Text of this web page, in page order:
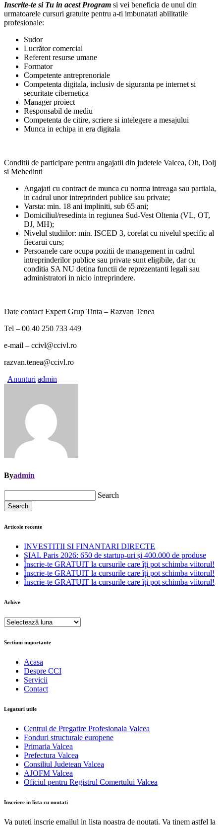
Inscrite-te si Tu in acest Program si vei beneficia de unul din
urmatoarele cursuri gratuite pentru a-ti imbunatati abilitatile
profesionale:
Sudor
Lucrător comercial
Referent resurse umane
Formator
Competente antreprenoriale
Competenta digitala, inclusiv de siguranta pe internet si
securitate cibernetica
Manager proiect
Responsabil de mediu
Competenta de citire, scriere si intelegere a mesajului
Munca in echipa in era digitala
Conditii de participare pentru angajatii din judetele Valcea, Olt, Dolj
si Mehedinti
Angajati cu contract de munca cu norma intreaga sau partiala,
in cadrul unor intreprinderi publice sau private;
Varsta: min. 18 ani impliniti, sub 65 ani;
Domiciliul/resedinta in regiunea Sud-Vest Oltenia (VL, OT,
DJ, MH);
Nivelul studiilor: min. ISCED 3, corelat cu nivelul specific al
fiecarui curs;
Persoanele care ocupa pozitii de management in cadrul
intreprinderilor publice sau private sunt eligibile, dar cu
conditia SA NU detina functii de reprezentanti legali sau
administratori in nicio intreprindere.
Date contact Expert Grup Tinta – Razvan Tenea
Tel – 00 40 250 733 449
e-mail – ccivl@ccivl.ro
razvan.tenea@ccivl.ro
Anunturi admin
Byadmin
Search
Search
Articole recente
INVESTITII SI FINANTARI DIRECTE
SIAL Paris 2026: 650 de startup-uri și 400.000 de produse
Înscrie-te GRATUIT la cursurile care îți pot schimba viitorul!
Înscrie-te GRATUIT la cursurile care îți pot schimba viitorul!
Înscrie-te GRATUIT la cursurile care îți pot schimba viitorul!
Arhive
Arhive
Sectiuni importante
Acasa
Despre CCI
Servicii
Contact
Legaturi utile
Centrul de Pregatire Profesionala Valcea
Fonduri structurale europene
Primaria Valcea
Prefectura Valcea
Consiliul Judetean Valcea
AJOFM Valcea
Oficiul pentru Registrul Comertului Valcea
Inscriere in lista cu noutati
Va puteti inscrie emailul in lista noastra de noutati. Va tinem astfel la